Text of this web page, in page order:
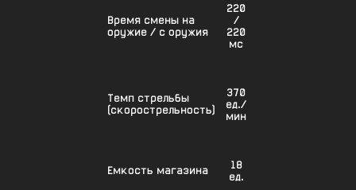
Время смены на
оружие / с оружия
220
/
220
мс
Темп стрельбы
(скорострельность)
370
ед./
мин
Емкость магазина
18
ед.